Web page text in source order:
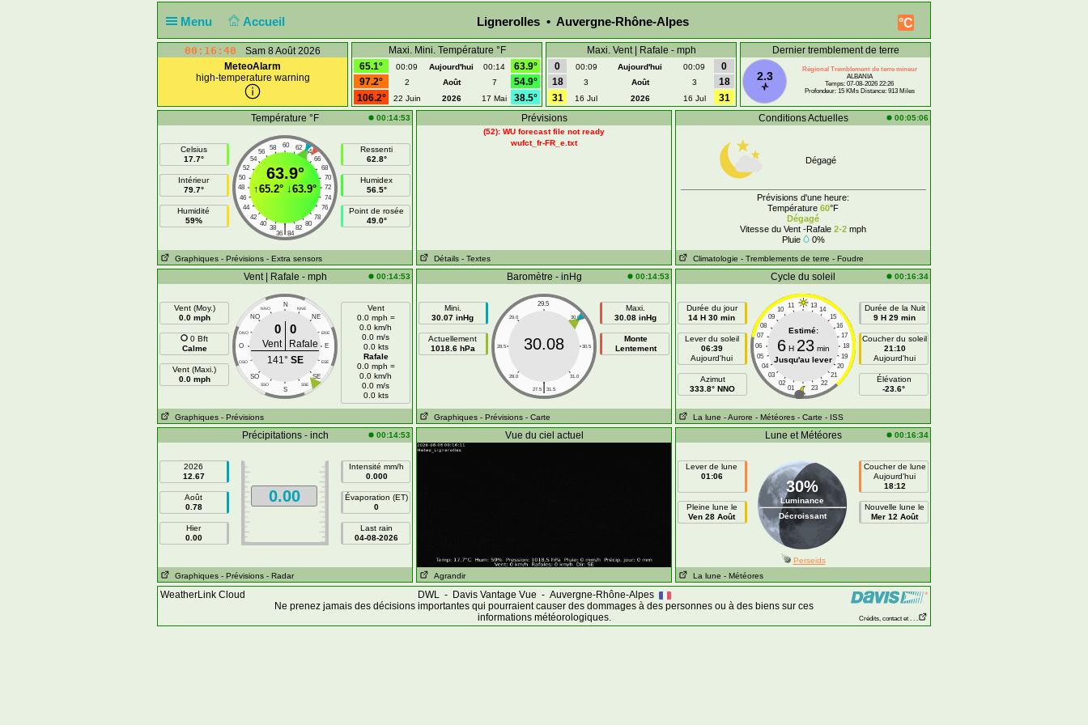
Menu Accueil °C
Lignerolles • Auvergne-Rhône-Alpes
00:16:40
Sam 8 Août 2026
MeteoAlarm
high-temperature warning
Maxi. Mini. Température °F
65.1°
00:09 Aujourd'hui 00:14
63.9°
97.2°
2 Août 7
54.9°
106.2°
22 Juin 2026 17 Mai 38.5°
Maxi. Vent | Rafale - mph
0
00:09 Aujourd'hui 00:09
0
18
3 Août 3
18
31
16 Jul 2026 16 Jul 31
Dernier tremblement de terre
2.3
Régional Tremblement de terre mineur
ALBANIA
Temps: 07-08-2026 22:26
Profondeur: 15 KMs Distance: 913 Miles
Température °F 00:14:53
Celsius
17.7°
Intérieur
79.7°
Humidité
59%
60
58 62
56
64
54
66
52
68
50
70
48
72
46
74
44
76
42
78
40
80
38 82
|
36 84
63.9°
↑65.2° ↓63.9°
Ressenti
62.8°
Humidex
56.5°
Point de rosée
49.0°
Graphiques - Prévisions - Extra sensors
Prévisions
(52): WU forecast file not ready
wufct_fr-FR_e.txt
Détails - Textes
Conditions Actuelles 00:05:06
Dégagé
Prévisions d'une heure:
Température 60°F
Dégagé
Vitesse du Vent -Rafale 2-2 mph
Pluie
0%
Climatologie - Tremblements de terre - Foudre
Vent | Rafale - mph 00:14:53
Vent (Moy.)
0.0 mph
0 Bft
Calme
Vent (Maxi.)
0.0 mph
N
NNO NNE
NO NE
ONO ENE
O E
OSO ESE
SO SE
SSO SSE
S
0 0
Vent
Rafale
141° SE
Vent
0.0 mph =
0.0 km/h
0.0 m/s
0.0 kts
Rafale
0.0 mph =
0.0 km/h
0.0 m/s
0.0 kts
Graphiques - Prévisions
Baromètre - inHg 00:14:53
Mini.
30.07 inHg
Actuellement
1018.6 hPa
29.5
29.0 30.0
28.5 30.5
28.0 31.0
|
27.5 31.5
30.08
Maxi.
30.08 inHg
Monte
Lentement
Graphiques - Prévisions - Carte
Cycle du soleil 00:16:34
Durée du jour
14 H 30 min
Lever du soleil
06:39
Aujourd'hui
Azimut
333.8° NNO
11 13
10
14
09
15
08
16
07
17
06
18
05
19
04
20
03
21
02
22
01 23
Estimé:
6H 23min
Jusqu'au lever
Durée de la Nuit
9 H 29 min
Coucher du soleil
21:10
Aujourd'hui
Élévation
-23.6°
La lune - Aurore - Météores - Carte - ISS
Précipitations - inch 00:14:53
2026
12.67
Août
0.78
Hier
0.00
0.00
Intensité mm/h
0.000
Évaporation (ET)
0
Last rain
04-08-2026
Graphiques - Prévisions - Radar
Vue du ciel actuel
Agrandir
Lune et Météores 00:16:34
Lever de lune
01:06
Pleine lune le
Ven 28 Août
30%
Luminance
Décroissant
Coucher de lune
Aujourd'hui
18:12
Nouvelle lune le
Mer 12 Août
Perseids
La lune - Météores
WeatherLink Cloud
DWL - Davis Vantage Vue - Auvergne-Rhône-Alpes
Ne prenez jamais des décisions importantes qui pourraient causer des dommages à des personnes ou à des biens sur ces
informations météorologiques.
Crédits, contact et . . .